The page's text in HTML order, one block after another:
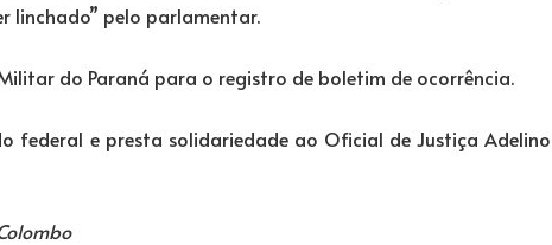
linchado” pelo parlamentar.
do Paraná para o registro de boletim de ocorrência.
federal e presta solidariedade ao Oficial de Justiça Adelino